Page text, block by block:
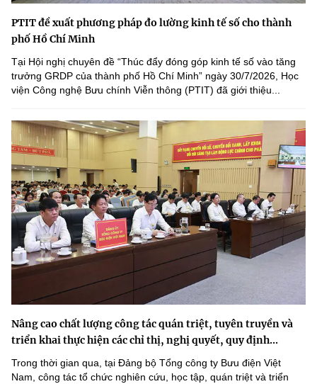
PTIT đề xuất phương pháp đo lường kinh tế số cho thành
phố Hồ Chí Minh
Tại Hội nghị chuyên đề “Thúc đẩy đóng góp kinh tế số vào tăng
trưởng GRDP của thành phố Hồ Chí Minh” ngày 30/7/2026, Học
viện Công nghệ Bưu chính Viễn thông (PTIT) đã giới thiệu...
Nâng cao chất lượng công tác quán triệt, tuyên truyền và
triển khai thực hiện các chỉ thị, nghị quyết, quy định...
Trong thời gian qua, tại Đảng bộ Tổng công ty Bưu điện Việt
Nam, công tác tổ chức nghiên cứu, học tập, quán triệt và triển